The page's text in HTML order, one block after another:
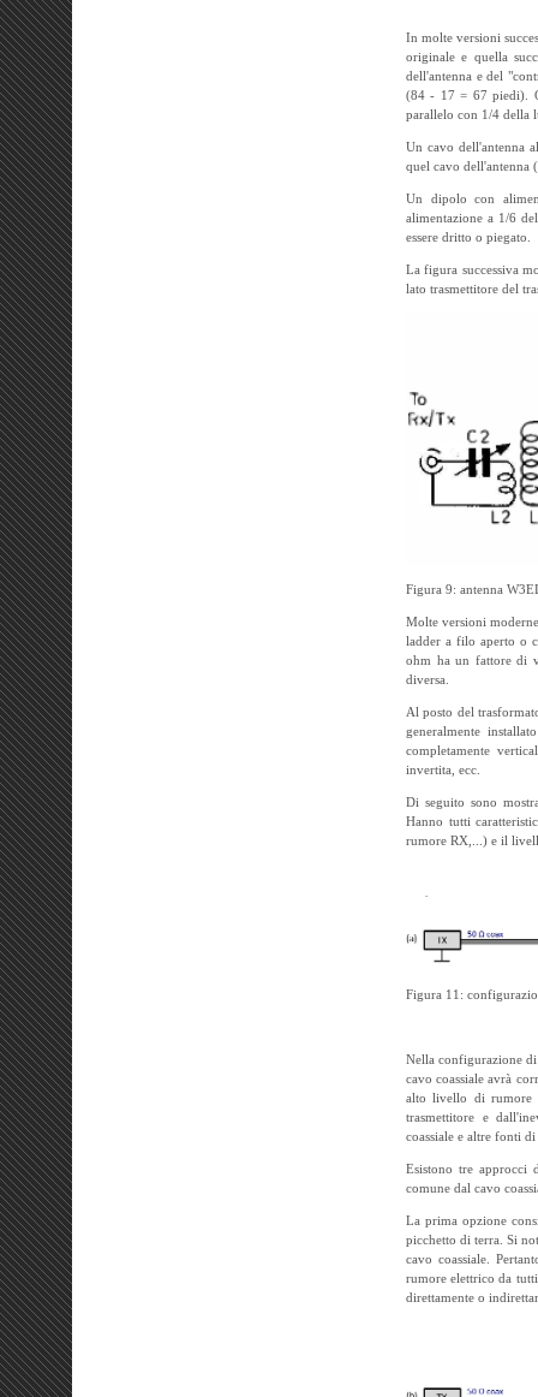
In molte versioni
originale e quella
dell'antenna e del
(84 - 17 = 67 piedi).
parallelo con 1/4 della
Un cavo dell'antenna
quel cavo dell'antenna
Un dipolo con
alimentazione a 1/6
essere dritto o piegato.
La figura successiva
lato trasmettitore del
Figura 9: antenna
Molte versioni
ladder a filo aperto o
ohm ha un fattore di
diversa.
Al posto del
generalmente
completamente
invertita, ecc.
Di seguito sono
Hanno tutti
rumore RX,...) e il
Figura 11:
Nella configurazione
cavo coassiale avrà
alto livello di rumore
trasmettitore e
coassiale e altre fonti
Esistono tre approcci
comune dal cavo
La prima opzione
picchetto di terra. Si
cavo coassiale.
rumore elettrico da
direttamente o